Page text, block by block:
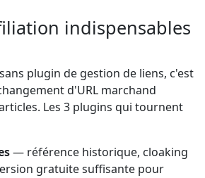
indispensables
plugin de gestion de liens, c'est
d'URL marchand
Les 3 plugins qui tournent
— référence historique, cloaking
gratuite suffisante pour